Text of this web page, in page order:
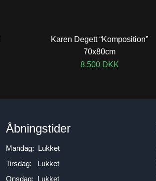
Karen Degett “Komposition”
70x80cm
8.500 DKK
Åbningstider
Mandag: Lukket
Tirsdag: Lukket
Onsdag: Lukket